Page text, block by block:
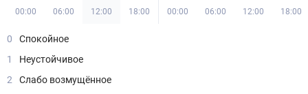
00:00 06:00 12:00 18:00 00:00 06:00 12:00 18:00
0
Спокойное
1
Неустойчивое
2
Слабо возмущённое